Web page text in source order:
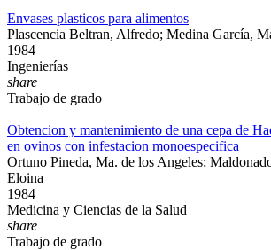
Envases plasticos para alimentos
Plascencia Beltran, Alfredo; Medina García,
1984
Ingenierías
share
Trabajo de grado
Obtencion y mantenimiento de una cepa de
en ovinos con infestacion monoespecifica
Ortuno Pineda, Ma. de los Angeles;
Eloina
1984
Medicina y Ciencias de la Salud
share
Trabajo de grado